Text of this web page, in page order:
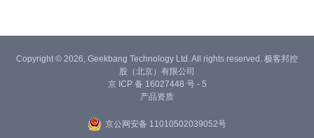
Copyright © 2026, Geekbang Technology Ltd. All rights reserved. 极客邦控
股（北京）有限公司
京 ICP 备 16027448 号 - 5
产品资质
京公网安备 11010502039052号